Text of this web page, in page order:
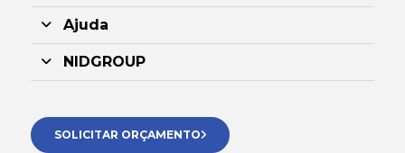
Ajuda
NIDGROUP
SOLICITAR ORÇAMENTO